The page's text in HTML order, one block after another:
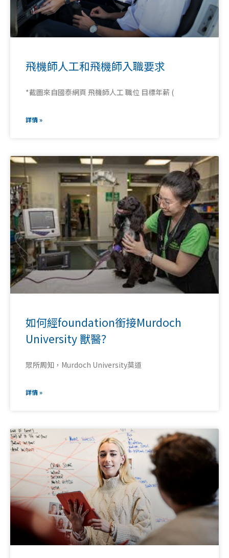
飛機師人工和飛機師入職要求
*截圖來自國泰網頁 飛機師人工 職位 目標年薪 (
詳情 »
如何經foundation銜接Murdoch
University 獸醫?
眾所周知，Murdoch University莫道
詳情 »